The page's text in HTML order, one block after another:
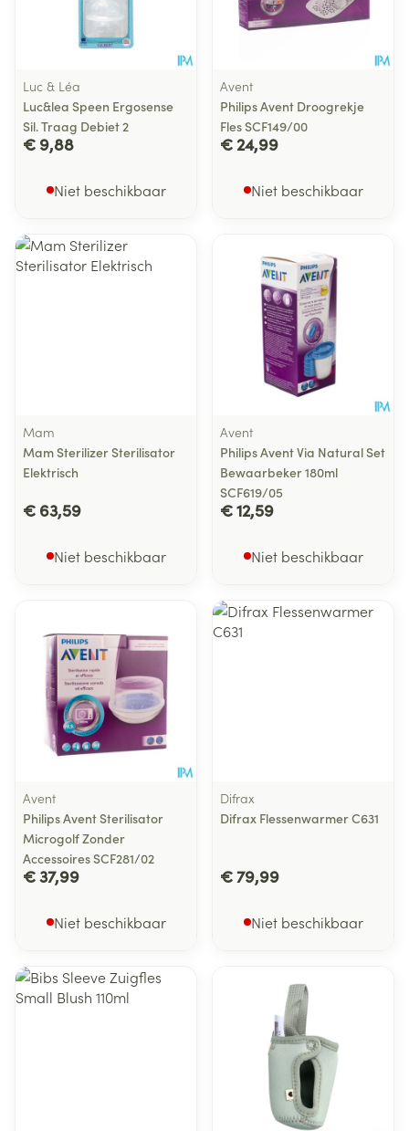
Luc & Léa
Luc&lea Speen Ergosense
Sil. Traag Debiet 2
€ 9,88
Niet beschikbaar
Avent
Philips Avent Droogrekje
Fles SCF149/00
€ 24,99
Niet beschikbaar
Mam
Mam Sterilizer Sterilisator
Elektrisch
€ 63,59
Niet beschikbaar
Avent
Philips Avent Via Natural Set
Bewaarbeker 180ml
SCF619/05
€ 12,59
Niet beschikbaar
Avent
Philips Avent Sterilisator
Microgolf Zonder
Accessoires SCF281/02
€ 37,99
Niet beschikbaar
Difrax
Difrax Flessenwarmer C631
€ 79,99
Niet beschikbaar